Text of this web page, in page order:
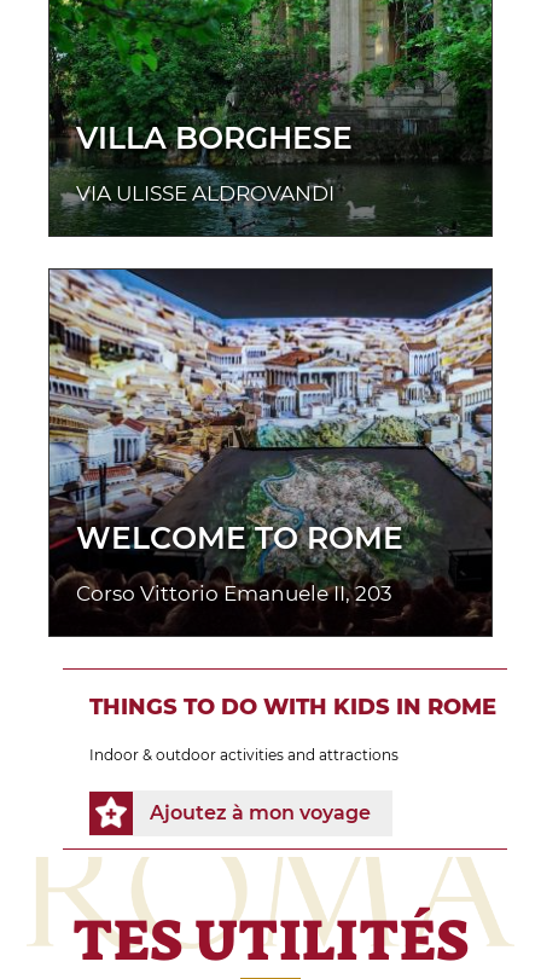
VILLA BORGHESE
VIA ULISSE ALDROVANDI
WELCOME TO ROME
Corso Vittorio Emanuele II, 203
THINGS TO DO WITH KIDS IN ROME
Indoor & outdoor activities and attractions
Ajoutez à mon voyage
TES UTILITÉS